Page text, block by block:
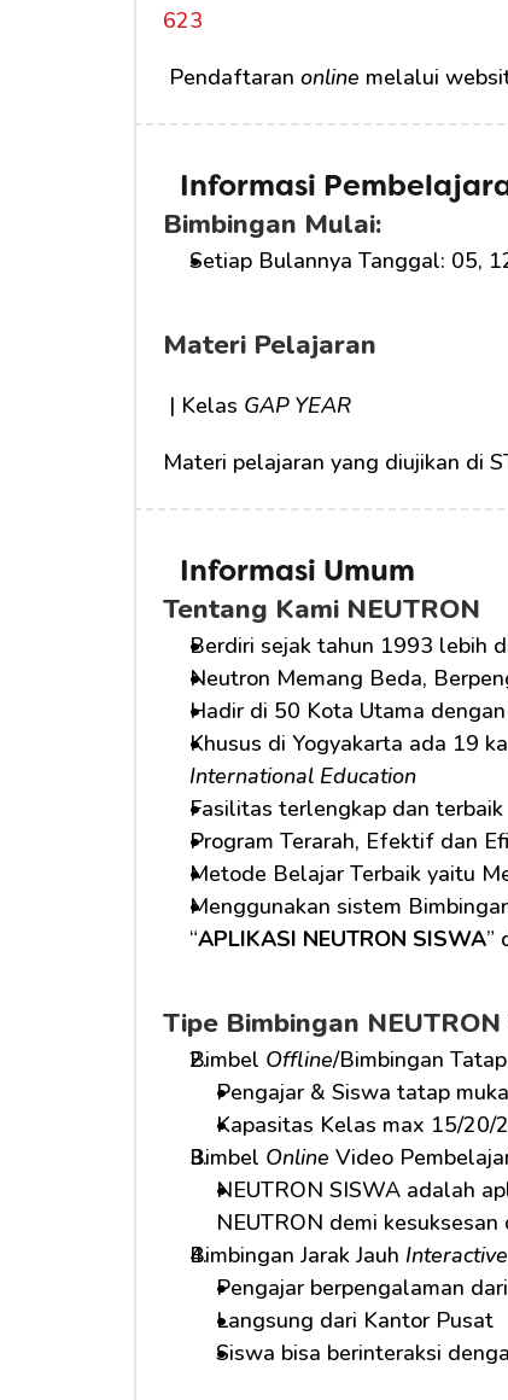
623
Pendaftaran online melalui
Informasi
Bimbingan Mulai:
Setiap Bulannya Tanggal: 05,
Materi Pelajaran
| Kelas GAP YEAR
Materi pelajaran yang diujikan di
Informasi Umum
Tentang Kami NEUTRON
Berdiri sejak tahun 1993 lebih
Neutron Memang Beda,
Hadir di 50 Kota Utama
Khusus di Yogyakarta ada 19
International Education
Fasilitas terlengkap dan terbaik
Program Terarah, Efektif dan
Metode Belajar Terbaik yaitu
Menggunakan sistem
“APLIKASI NEUTRON SISWA”
Tipe Bimbingan
Bimbel Offline/Bimbingan
Pengajar & Siswa tatap
Kapasitas Kelas max 15/20/
Bimbel Online Video
NEUTRON SISWA adalah
NEUTRON demi
Bimbingan Jarak Jauh
Pengajar berpengalaman
Langsung dari Kantor Pusat
Siswa bisa berinteraksi